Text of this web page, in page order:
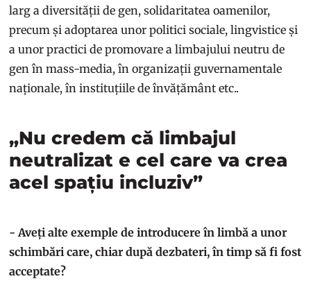
larg a diversității de gen, solidaritatea oamenilor,
precum și adoptarea unor politici sociale, lingvistice și
a unor practici de promovare a limbajului neutru de
gen în mass-media, în organizații guvernamentale
naționale, în instituțiile de învățământ etc..
„Nu credem că limbajul
neutralizat e cel care va crea
acel spațiu incluziv”
- Aveți alte exemple de introducere în limbă a unor
schimbări care, chiar după dezbateri, în timp să fi fost
acceptate?